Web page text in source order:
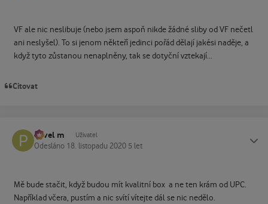
VF ale nic neslibuje (nebo jsem aspoň nikde žádné sliby od VF nečetl
ani neslyšel). To si jenom někteří jedinci pořád dělají jakési naděje, a
když tyto zůstanou nenaplněny, tak se dotyční vztekají...
Citovat
Pavel m Uživatel
Odesláno 18. listopadu 2020 5 let
Mě bude stačit, když budou mít kvalitní box a ne ten krám od UPC.
Například včera, pustím a nic svítí vítejte dál se nic nedělo.